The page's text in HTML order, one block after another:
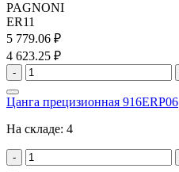
PAGNONI
ER11
5 779.06 ₽
4 623.25 ₽
-
Цанга прецизионная 916ERP06
На складе: 4
-